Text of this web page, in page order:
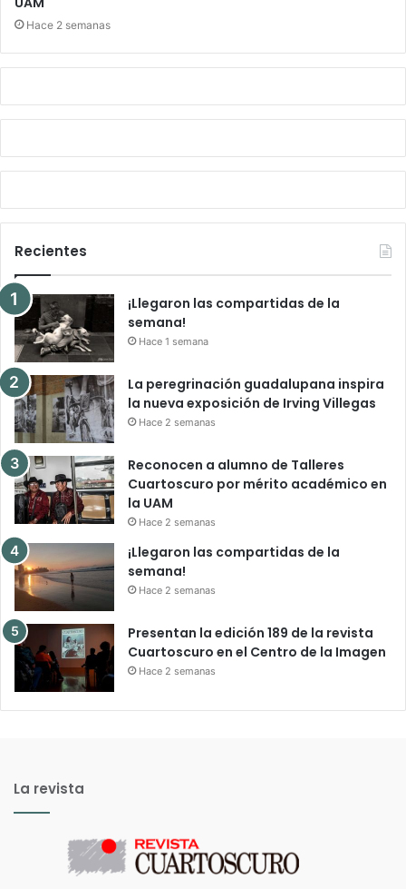
Hace 2 semanas
Recientes
¡Llegaron las compartidas de la
semana!
Hace 1 semana
La peregrinación guadalupana inspira
la nueva exposición de Irving Villegas
Hace 2 semanas
Reconocen a alumno de Talleres
Cuartoscuro por mérito académico en
la UAM
Hace 2 semanas
¡Llegaron las compartidas de la
semana!
Hace 2 semanas
Presentan la edición 189 de la revista
Cuartoscuro en el Centro de la Imagen
Hace 2 semanas
La revista